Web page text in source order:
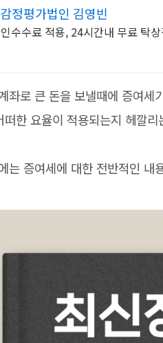
정평가법인 김영빈
수수료 적용, 24시간내 무료 탁
좌로 큰 돈을 보낼때에 증여세
떠한 요율이 적용되는지 헤깔
는 증여세에 대한 전반적인